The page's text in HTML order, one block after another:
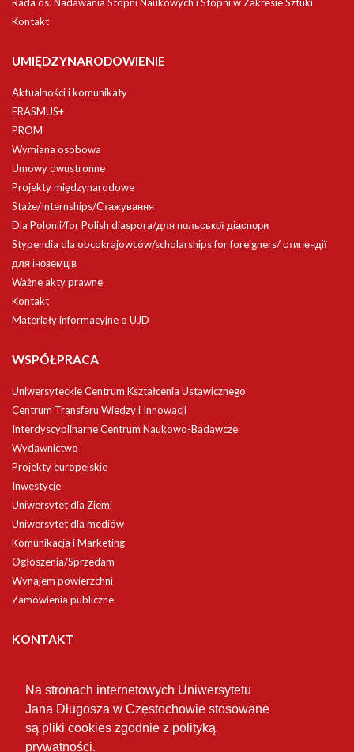
Na stronach internetowych Uniwersytetu
Jana Długosza w Częstochowie stosowane
są pliki cookies zgodnie z polityką
prywatności.
Kontakt
UMIĘDZYNARODOWIENIE
Aktualności i komunikaty
ERASMUS+
PROM
Wymiana osobowa
Umowy dwustronne
Projekty międzynarodowe
Staże/Internships/Стажування
Dla Polonii/for Polish diaspora/для польської діаспори
Stypendia dla obcokrajowców/scholarships for foreigners/ стипендії
для іноземців
Ważne akty prawne
Kontakt
Materiały informacyjne o UJD
WSPÓŁPRACA
Uniwersyteckie Centrum Kształcenia Ustawicznego
Centrum Transferu Wiedzy i Innowacji
Interdyscyplinarne Centrum Naukowo-Badawcze
Wydawnictwo
Projekty europejskie
Inwestycje
Uniwersytet dla Ziemi
Uniwersytet dla mediów
Komunikacja i Marketing
Ogłoszenia/Sprzedam
Wynajem powierzchni
Zamówienia publiczne
KONTAKT
Jana Długosza w Częstochowie
ul. Waszyngtona 4/8